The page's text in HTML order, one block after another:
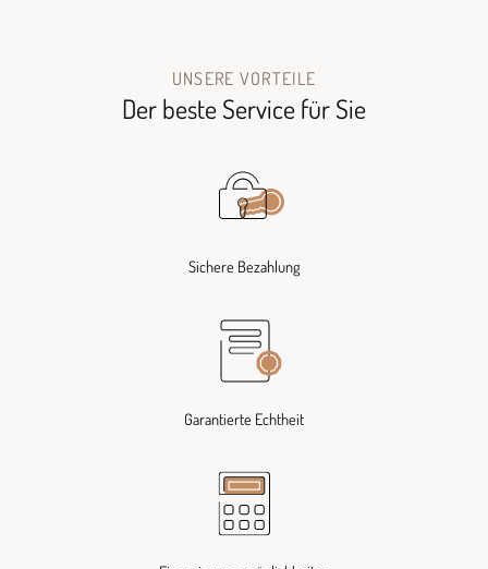
UNSERE VORTEILE
Der beste Service für Sie
Sichere Bezahlung
Garantierte Echtheit